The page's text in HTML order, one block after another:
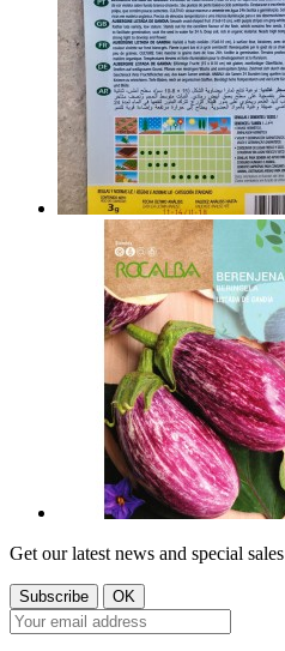
Get our latest news and special sales